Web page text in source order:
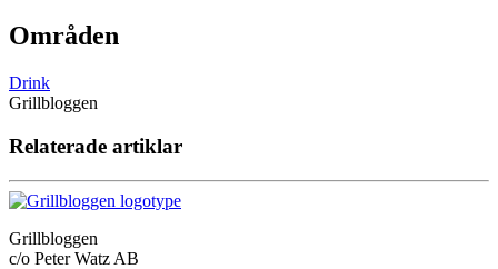
Områden
Drink
Grillbloggen
Relaterade artiklar
Grillbloggen
c/o Peter Watz AB